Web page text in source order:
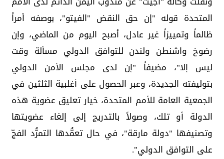
المتحدة قوله "إن حق النقض "الفيتو"، بوصفه أمراً
ظالماً وتمييزاً غير عادل، أصبح اليوم من الماضي، وإن
رضوخ واشنطن ولندن للتوافق الدولي مسألة وقت
ليس إلا"، مضيفاً "إن لدى مجلس الأمن الدولي
بتوليفته الجديدة، وعبر الحصول على أغلبية الثلثين في
الجمعية العامة للأمم المتحدة، خيار تعليق عضوية هذه
الدولة أو تلك، وصولاً بالتدريج إلى إلغاء عضويتها
وتصنيفها "دولة مارقة"، في حال تعمُّدها التمرُّد الفجّ
على التوافق الدولي".